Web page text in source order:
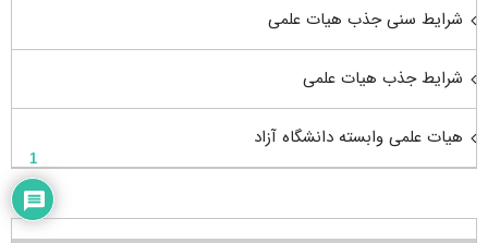
شرایط سنی جذب هیات علمی
شرایط جذب هیات علمی
هیات علمی وابسته دانشگاه آزاد
1